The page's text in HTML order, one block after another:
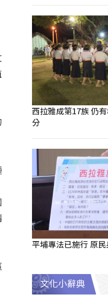
西拉雅成第17族 仍
分
平埔專法已施行 原
文化小辭典